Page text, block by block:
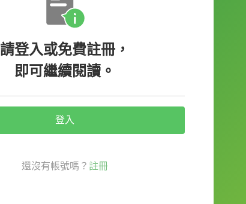
請登入或免費註冊，
即可繼續閱讀。
登入
還沒有帳號嗎？ 註冊